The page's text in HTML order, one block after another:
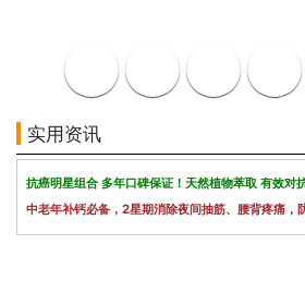
实用资讯
抗癌明星组合 多年口碑保证！天然植物萃取 有效对
中老年补钙必备，2星期消除夜间抽筋、腰背疼痛，